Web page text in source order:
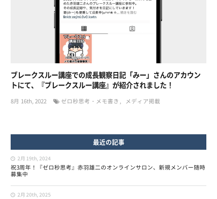
ブレークスルー講座での成長観察日記「みー」さんのアカウン
トにて、『ブレークスルー講座』が紹介されました！
8月 16th, 2022 ゼロ秒思考・メモ書き メディア掲載
最近の記事
2月 19th, 2024
祝3周年！『ゼロ秒思考』赤羽雄二のオンラインサロン、新規メンバー随時
募集中
2月 20th, 2025